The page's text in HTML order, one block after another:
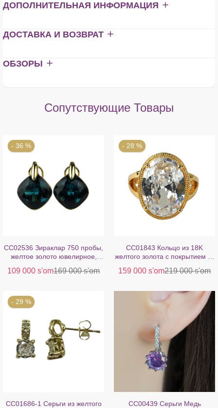
ДОПОЛНИТЕЛЬНАЯ ИНФОРМАЦИЯ
ДОСТАВКА И ВОЗВРАТ
ОБЗОРЫ
Сопутствующие Товары
- 36 %
CC02536 Зираклар 750 пробы,
желтое золото ювелирное,
109 000 s'om169 000 s'om
- 29 %
CC01686-1 Серьги из желтого
- 28 %
CC01843 Кольцо из 18K
желтого золота с покрытием из
159 000 s'om219 000 s'om
CC00439 Серьги Медь